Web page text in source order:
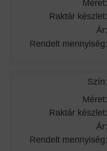
Méret:
Raktár készlet:
Ár:
Rendelt mennyiség:
Szín:
Méret:
Raktár készlet:
Ár:
Rendelt mennyiség: